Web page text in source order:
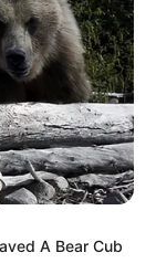
com a Febre do
Com casos
transmitida pelo
preocupações
vertical e perdas
A Bear Cub